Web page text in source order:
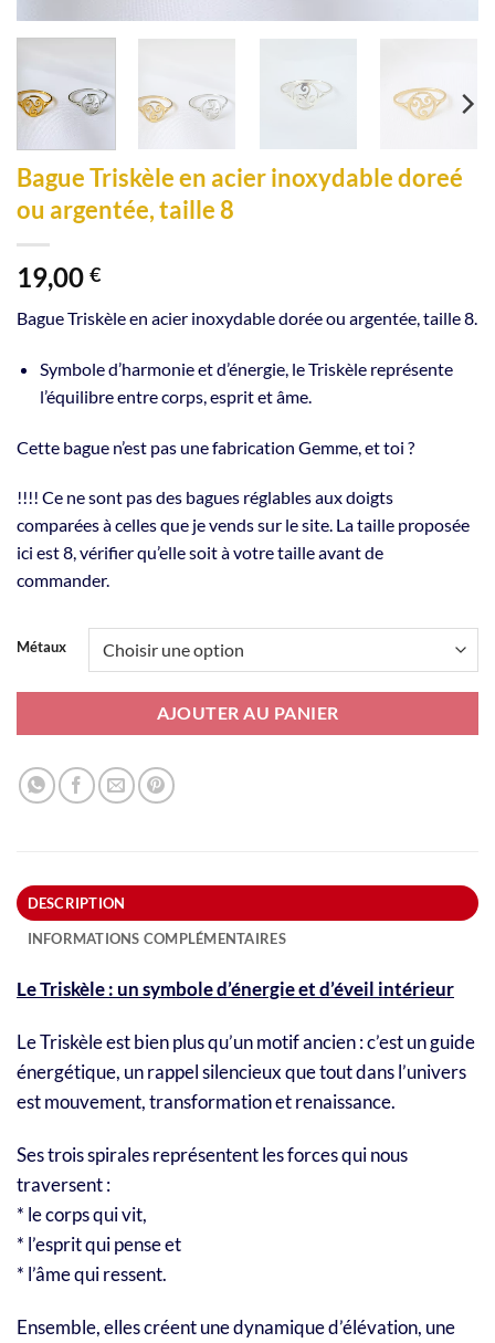
Bague Triskèle en acier inoxydable doreé
ou argentée, taille 8
19,00 €
Bague Triskèle en acier inoxydable dorée ou argentée, taille 8.
Symbole d’harmonie et d’énergie, le Triskèle représente
l’équilibre entre corps, esprit et âme.
Cette bague n’est pas une fabrication Gemme, et toi ?
!!!! Ce ne sont pas des bagues réglables aux doigts
comparées à celles que je vends sur le site. La taille proposée
ici est 8, vérifier qu’elle soit à votre taille avant de
commander.
Métaux
AJOUTER AU PANIER
Alternative:
DESCRIPTION
INFORMATIONS COMPLÉMENTAIRES
Le Triskèle : un symbole d’énergie et d’éveil intérieur
Le Triskèle est bien plus qu’un motif ancien : c’est un guide
énergétique, un rappel silencieux que tout dans l’univers
est mouvement, transformation et renaissance.
Ses trois spirales représentent les forces qui nous
traversent :
* le corps qui vit,
* l’esprit qui pense et
* l’âme qui ressent.
Ensemble, elles créent une dynamique d’élévation, une